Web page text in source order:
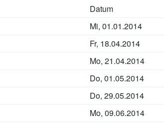
Datum
Mi, 01.01.2014
Fr, 18.04.2014
Mo, 21.04.2014
Do, 01.05.2014
Do, 29.05.2014
Mo, 09.06.2014